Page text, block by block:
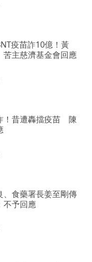
疫苗詐10億！黃
主慈濟基金會回應
！昔遭轟擋疫苗 陳
、食藥署長姜至剛傳
予回應